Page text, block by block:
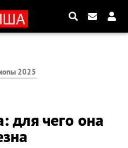
2025
для чего она